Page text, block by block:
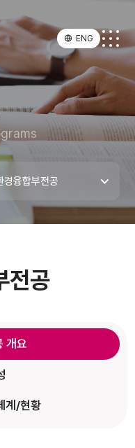
ENG
경융합부전공
전공
개요
계/현황